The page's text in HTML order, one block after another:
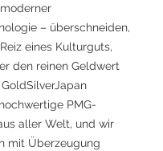
– überschneiden,
eines Kulturguts,
den reinen Geldwert
PMG-
aller Welt, und wir
mit Überzeugung